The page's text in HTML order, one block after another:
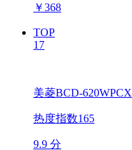
￥368
TOP
17
美菱BCD-620WPCX
热度指数165
9.9 分